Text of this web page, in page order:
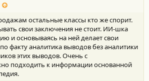
остальные классы кто же спорит.
свои заключения не стоит. ИИ-шка
и основываясь на ней делает свои
факту аналитика выводов без аналитики
этих выводов. Очень с
подходить к информации основанной